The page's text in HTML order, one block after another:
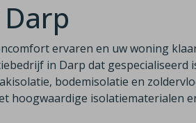
ervaren en uw woning
in Darp dat gespecialiseerd
bodemisolatie en
hoogwaardige isolatiematerialen